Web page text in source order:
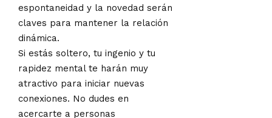
espontaneidad y la novedad serán
claves para mantener la relación
dinámica.
Si estás soltero, tu ingenio y tu
rapidez mental te harán muy
atractivo para iniciar nuevas
conexiones. No dudes en
acercarte a personas